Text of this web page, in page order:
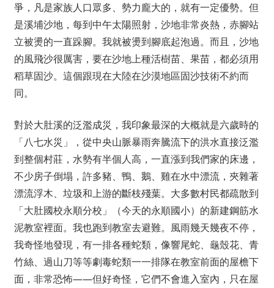
爭，凡是家族人口眾多、勢力龐大的，就有一定優勢。但
是溪埔沙地，每到中午太陽照射，沙地非常炎熱，赤腳站
立被燙的一直跺腳。我就被燙到腳底起泡過。而且，沙地
的風飛沙很厲害，要在沙地上種活樹苗、果苗，都必須用
稻草固沙。這個跟現在大陸在沙漠地區固沙技術不約而
同。
對於大肚溪的泛濫成災，我印象最深的大概就是六歲時的
「八七水災」，從中央山脈暴雨奔騰流下的洪水直接泛濫
到整個村莊，水勢有半個人高，一直漲到我們家的床邊，
不少房子倒塌，許多豬、鴨、鵝、雞在水中漂流，夾雜著
漂流浮木、垃圾和上游的斷枝殘葉。大多數村民都疏散到
「大肚國校永順分校」（今天的永順國小）的新建鋼筋水
泥教室裡面。我也跑到教室去避難。風雨幾天幾夜不停，
我奇怪地發現，有一排各種蛇類，像響尾蛇、龜殼花、青
竹絲、過山刀等等劇毒蛇類一一排隊在教室前面的屋檐下
面，非常恐怖——但好奇怪，它們不會進入室內，只在屋